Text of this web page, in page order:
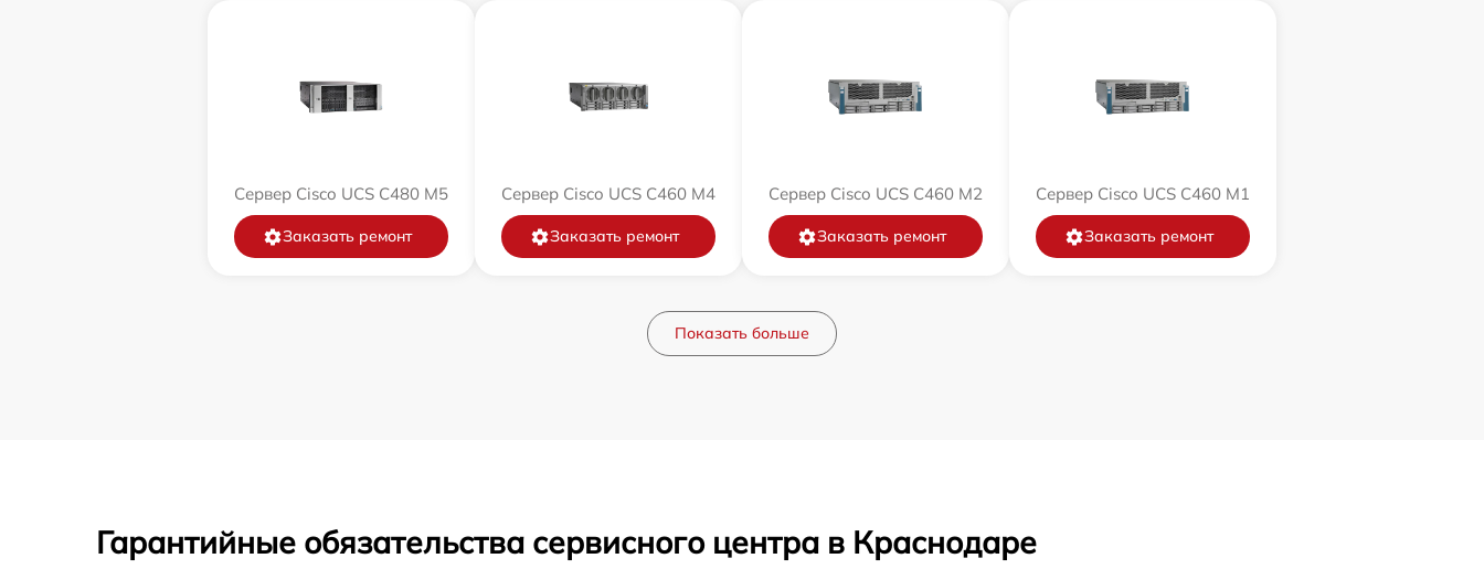
Сервер Cisco UCS C480 M5
Заказать ремонт
Сервер Cisco UCS C460 M4
Заказать ремонт
Сервер Cisco UCS C460 M2
Заказать ремонт
Сервер Cisco UCS C460 M1
Заказать ремонт
Показать больше
Гарантийные обязательства сервисного центра в Краснодаре